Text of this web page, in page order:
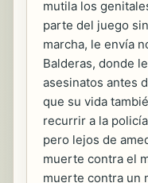
mutila los
parte del juego
marcha, le envía
Balderas, donde
asesinatos antes
que su vida
recurrir a la
pero lejos de
muerte contra el
muerte contra un